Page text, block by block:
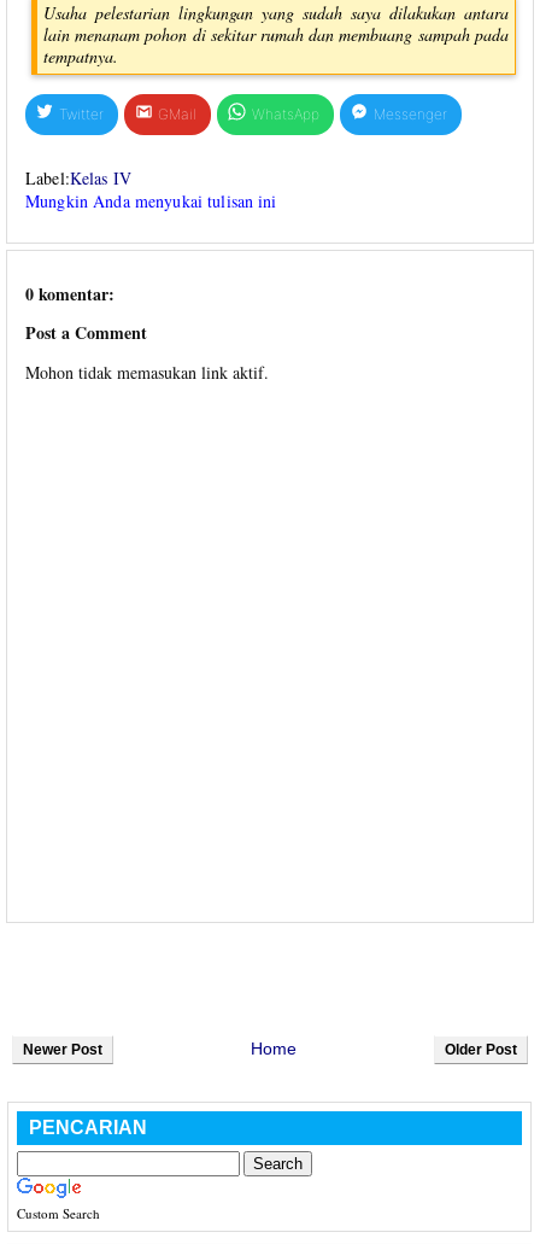
Usaha pelestarian lingkungan yang sudah saya dilakukan antara
lain menanam pohon di sekitar rumah dan membuang sampah pada
tempatnya.
Twitter GMail WhatsApp Messenger
Label:Kelas IV
Mungkin Anda menyukai tulisan ini
0 komentar:
Post a Comment
Mohon tidak memasukan link aktif.
Newer Post Older Post
Home
PENCARIAN
Custom Search